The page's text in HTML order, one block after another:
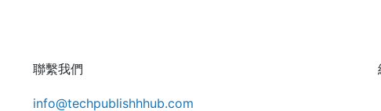
聯繫我們
info@techpublishhhub.com